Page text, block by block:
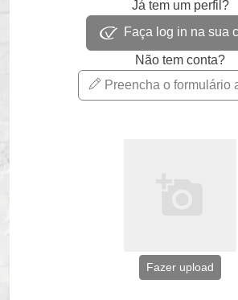
Já tem um perfil?
Faça log in na sua
Não tem conta?
Preencha o formulário
Fazer upload